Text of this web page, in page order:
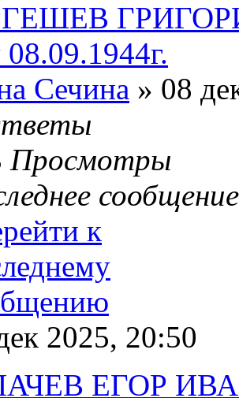
Сечина » 08
Просмотры
2025, 20:50
ЕГОР